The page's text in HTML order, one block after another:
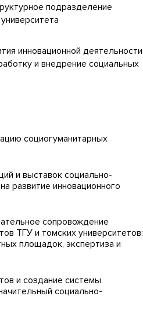
подразделение
инновационной деятельности
и внедрение социальных
социогуманитарных
и выставок социально-
развитие инновационного
сопровождение
ТГУ и томских университетов:
площадок, экспертиза и
и создание системы
социально-